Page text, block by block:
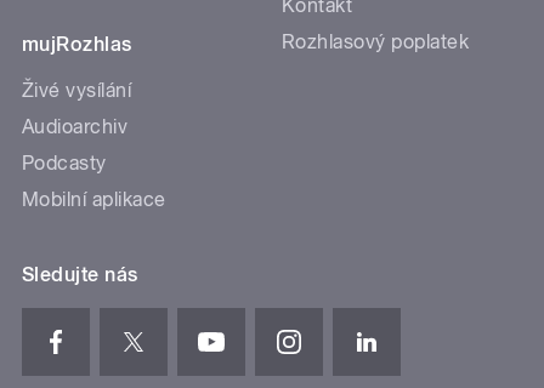
mujRozhlas
Živé vysílání
Audioarchiv
Podcasty
Mobilní aplikace
Kontakt
Rozhlasový poplatek
Sledujte nás